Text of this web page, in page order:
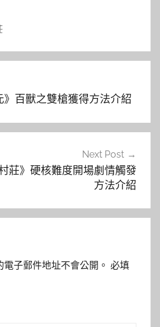
》百獸之雙槍獲得方法介紹
Next Post
莊》硬核難度開場劇情觸發
方法介紹
子郵件地址不會公開。 必填